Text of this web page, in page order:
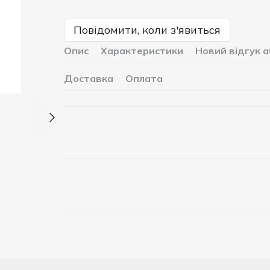
Повідомити, коли з'явиться
Опис Характеристики Новий відгук
Доставка Оплата